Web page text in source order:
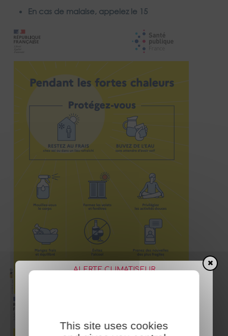
En cas de malaise, appelez le 15
ALERTE CLIMATISEUR
🔔Alerte climatiseur !
This site uses cookies